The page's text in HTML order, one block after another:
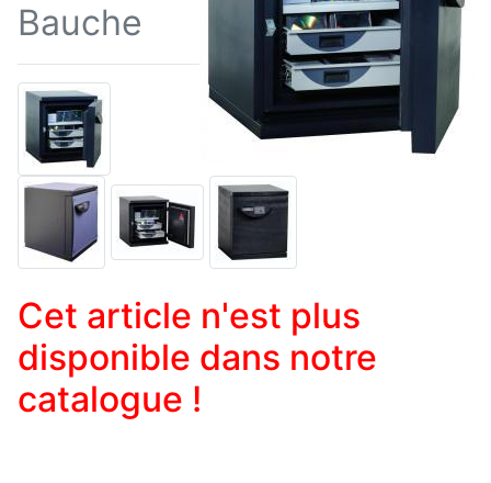
Bauche
Cet article n'est plus
disponible dans notre
catalogue !